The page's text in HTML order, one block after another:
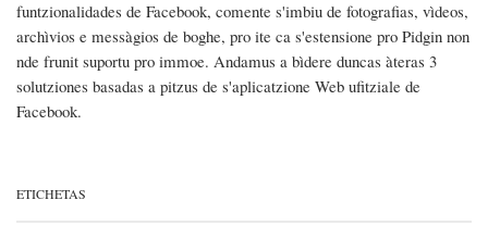
funtzionalidades de Facebook, comente s'imbiu de fotografias, vìdeos,
archìvios e messàgios de boghe, pro ite ca s'estensione pro Pidgin non
nde frunit suportu pro immoe. Andamus a bìdere duncas àteras 3
solutziones basadas a pitzus de s'aplicatzione Web ufitziale de
Facebook.
ETICHETAS